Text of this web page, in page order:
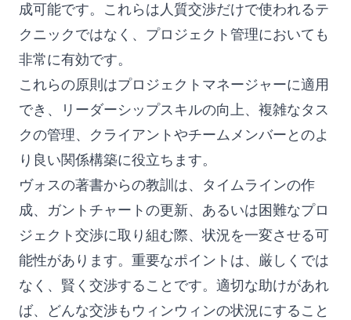
成可能です。これらは人質交渉だけで使われるテ
クニックではなく、プロジェクト管理においても
非常に有効です。
これらの原則はプロジェクトマネージャーに適用
でき、リーダーシップスキルの向上、複雑なタス
クの管理、クライアントやチームメンバーとのよ
り良い関係構築に役立ちます。
ヴォスの著書からの教訓は、タイムラインの作
成、ガントチャートの更新、あるいは困難なプロ
ジェクト交渉に取り組む際、状況を一変させる可
能性があります。重要なポイントは、厳しくでは
なく、賢く交渉することです。適切な助けがあれ
ば、どんな交渉もウィンウィンの状況にすること